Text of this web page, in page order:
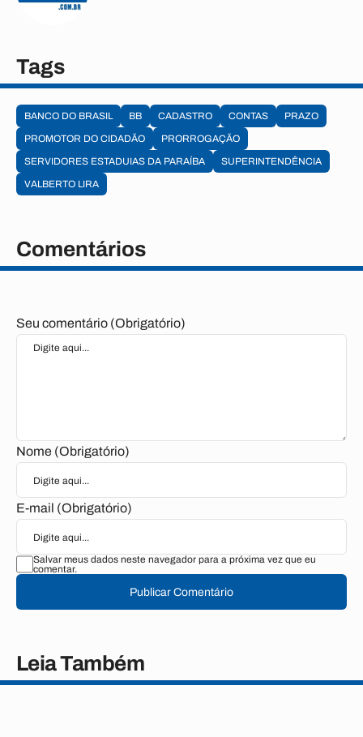
Tags
BANCO DO BRASIL BB CADASTRO CONTAS
PRAZO
PROMOTOR DO CIDADÃO
PRORROGAÇÃO
SERVIDORES ESTADUIAS DA PARAÍBA
SUPERINTENDÊNCIA
VALBERTO LIRA
Comentários
Seu comentário (Obrigatório)
Nome (Obrigatório)
E-mail (Obrigatório)
Salvar meus dados neste navegador para a próxima vez que eu
comentar.
Publicar Comentário
Leia Também